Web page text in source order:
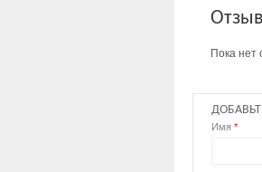
Пока нет
Имя *